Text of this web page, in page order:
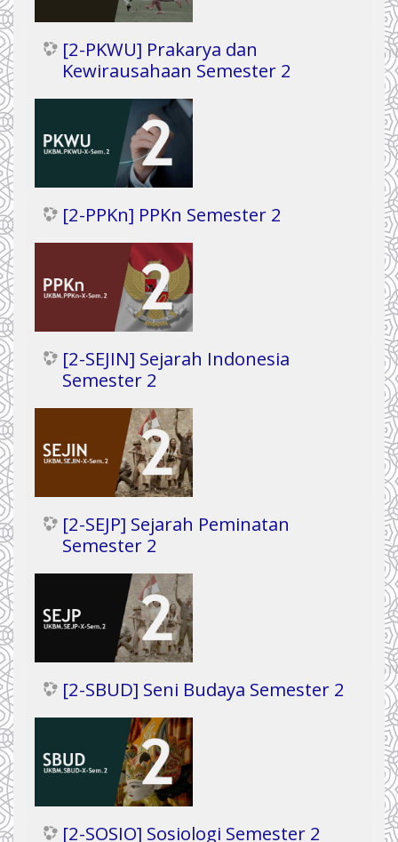
[2-PKWU] Prakarya dan
Kewirausahaan Semester 2
[2-PPKn] PPKn Semester 2
[2-SEJIN] Sejarah Indonesia
Semester 2
[2-SEJP] Sejarah Peminatan
Semester 2
[2-SBUD] Seni Budaya Semester 2
[2-SOSIO] Sosiologi Semester 2